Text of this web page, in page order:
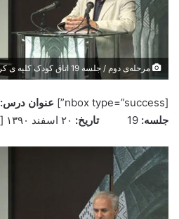
مرحله‌ی دوم / جلسه 19 اتاق کودک کلبه ی کرامت
[nbox type=”success”] عنوان درس:
جلسه:
تاريخ: